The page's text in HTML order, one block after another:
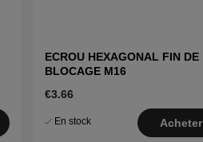
ECROU HEXAGONAL FIN DE
BLOCAGE M16
€3.66
En stock Acheter